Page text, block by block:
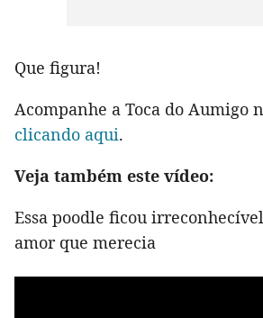
Que figura!
Acompanhe a Toca do Aumigo
clicando aqui.
Veja também este vídeo:
Essa poodle ficou
amor que merecia